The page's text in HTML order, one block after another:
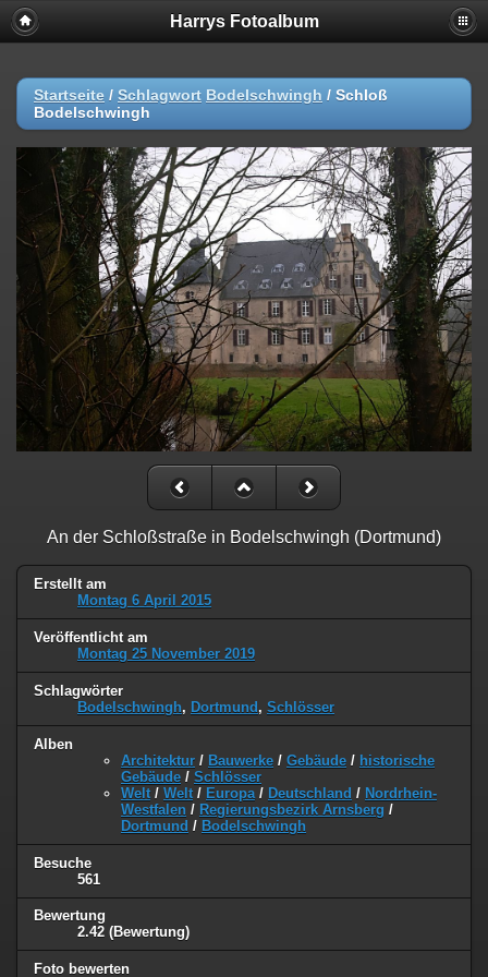
Harrys Fotoalbum
Startseite / Schlagwort Bodelschwingh / Schloß
Bodelschwingh
An der Schloßstraße in Bodelschwingh (Dortmund)
Erstellt am
Montag 6 April 2015
Veröffentlicht am
Montag 25 November 2019
Schlagwörter
Bodelschwingh, Dortmund , Schlösser
Alben
Architektur / Bauwerke / Gebäude / historische
Gebäude / Schlösser
Welt / Welt / Europa / Deutschland / Nordrhein-
Westfalen / Regierungsbezirk Arnsberg /
Dortmund / Bodelschwingh
Besuche
561
Bewertung
2.42 (Bewertung)
Foto bewerten